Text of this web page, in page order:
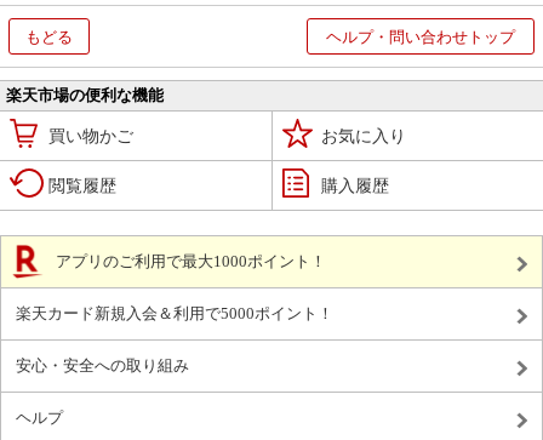
もどる ヘルプ・問い合わせトップ
楽天市場の便利な機能
買い物かご お気に入り
閲覧履歴 購入履歴
アプリのご利用で最大1000ポイント！
楽天カード新規入会＆利用で5000ポイント！
安心・安全への取り組み
ヘルプ